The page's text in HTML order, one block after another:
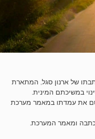
כתבתו של ארנון סגל, המתארת
במשיכתם המינית.
את עמדתו במאמר מערכת
ומאמר המערכת.